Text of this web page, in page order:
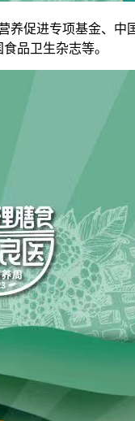
促进专项基金、中
品卫生杂志等。